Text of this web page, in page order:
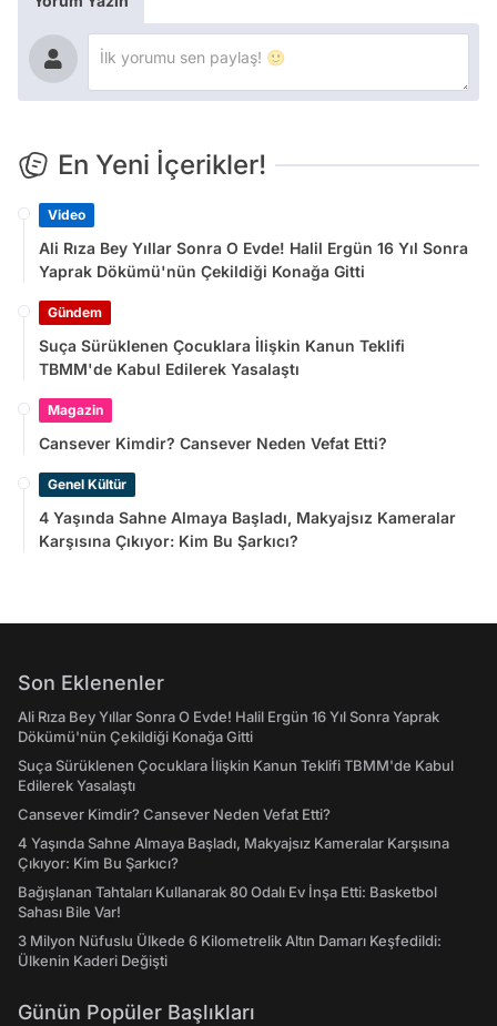
En Yeni İçerikler!
Video
Ali Rıza Bey Yıllar Sonra O Evde! Halil Ergün 16 Yıl Sonra
Yaprak Dökümü'nün Çekildiği Konağa Gitti
Gündem
Suça Sürüklenen Çocuklara İlişkin Kanun Teklifi
TBMM'de Kabul Edilerek Yasalaştı
Magazin
Cansever Kimdir? Cansever Neden Vefat Etti?
Genel Kültür
4 Yaşında Sahne Almaya Başladı, Makyajsız Kameralar
Karşısına Çıkıyor: Kim Bu Şarkıcı?
Son Eklenenler
Ali Rıza Bey Yıllar Sonra O Evde! Halil Ergün 16 Yıl Sonra Yaprak
Dökümü'nün Çekildiği Konağa Gitti
Suça Sürüklenen Çocuklara İlişkin Kanun Teklifi TBMM'de Kabul
Edilerek Yasalaştı
Cansever Kimdir? Cansever Neden Vefat Etti?
4 Yaşında Sahne Almaya Başladı, Makyajsız Kameralar Karşısına
Çıkıyor: Kim Bu Şarkıcı?
Bağışlanan Tahtaları Kullanarak 80 Odalı Ev İnşa Etti: Basketbol
Sahası Bile Var!
3 Milyon Nüfuslu Ülkede 6 Kilometrelik Altın Damarı Keşfedildi:
Ülkenin Kaderi Değişti
Günün Popüler Başlıkları